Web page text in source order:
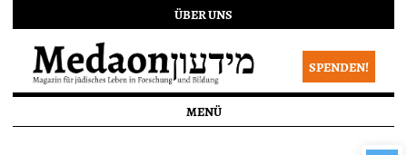
ÜBER UNS
SPENDEN!
MENÜ